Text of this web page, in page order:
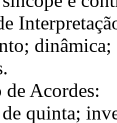
dinâmica;
de Acordes:
quinta;